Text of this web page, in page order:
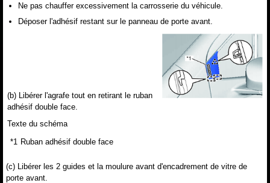
Ne pas chauffer excessivement la carrosserie du véhicule.
Déposer l'adhésif restant sur le panneau de porte avant.
(b) Libérer l'agrafe tout en retirant le ruban
adhésif double face.
Texte du schéma
*1 Ruban adhésif double face
(c) Libérer les 2 guides et la moulure avant d'encadrement de vitre de
porte avant.